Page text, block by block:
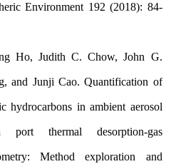
Environment 192 (2018): 84-
Ho, Judith C. Chow, John G.
and Junji Cao. Quantification of
hydrocarbons in ambient aerosol
port thermal desorption-gas
Method exploration and